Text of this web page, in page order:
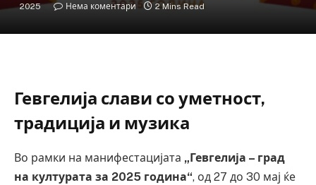
2025
Нема коментари 2 Mins Read
Гевгелија слави со уметност,
традиција и музика
Во рамки на манифестацијата „Гевгелија – град
на културата за 2025 година“, од 27 до 30 мај ќе